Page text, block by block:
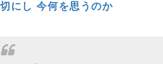
切にし 今何を思うのか